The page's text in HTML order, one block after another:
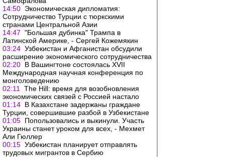
14:50 Экономическая дипломатия:
Сотрудничество Турции с тюркскими
странами Центральной Азии
14:47 "Большая дубинка" Трампа в
Латинской Америке, - Сергей Кожемякин
03:24 Узбекистан и Афганистан обсудили
расширение экономического сотрудничества
02:20 В Вашингтоне состоялась XVII
Международная научная конференция по
монголоведению
02:11
The Hill: время для возобновления
экономических связей с Россией настало
01:14 В Казахстане задержаны граждане
Турции, совершившие разбой в Узбекистане
01:05 Попользовались и выкинули. Участь
Украины станет уроком для всех, - Мехмет
Али Гюллер
00:15 Узбекистан планирует отправлять
трудовых мигрантов в Сербию